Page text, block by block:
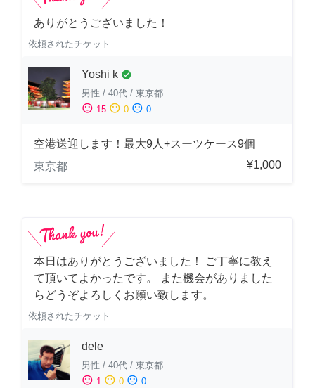
ありがとうございました！
依頼されたチケット
Yoshi k check_circle
男性 / 40代 / 東京都
sentiment_satisfied 15 sentiment_neutral 0 sentiment_dissatisfied 0
空港送迎します！最大9人+スーツケース9個
東京都
¥1,000
本日はありがとうございました！ ご丁寧に教え
て頂いてよかったです。 また機会がありました
らどうぞよろしくお願い致します。
依頼されたチケット
dele
男性 / 40代 / 東京都
sentiment_satisfied 1 sentiment_neutral 0 sentiment_dissatisfied 0